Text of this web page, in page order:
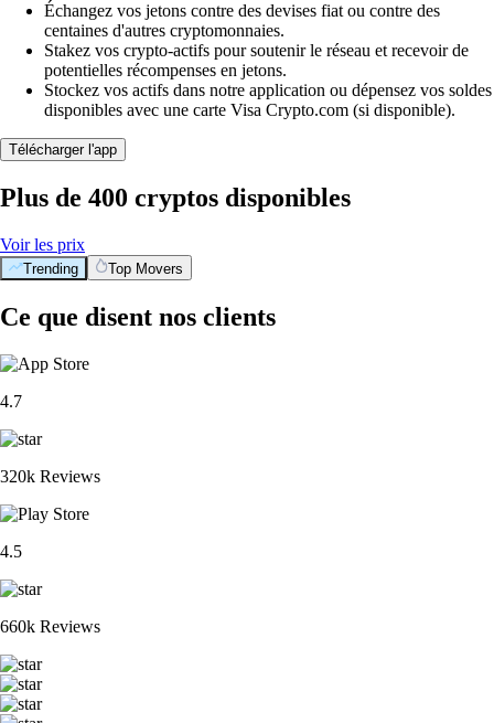
Échangez vos jetons contre des devises fiat ou contre des
centaines d'autres cryptomonnaies.
Stakez vos crypto-actifs pour soutenir le réseau et recevoir de
potentielles récompenses en jetons.
Stockez vos actifs dans notre application ou dépensez vos soldes
disponibles avec une carte Visa Crypto.com (si disponible).
Télécharger l'app
Plus de 400 cryptos disponibles
Voir les prix
Trending Top Movers
Ce que disent nos clients
4.7
320k Reviews
4.5
660k Reviews